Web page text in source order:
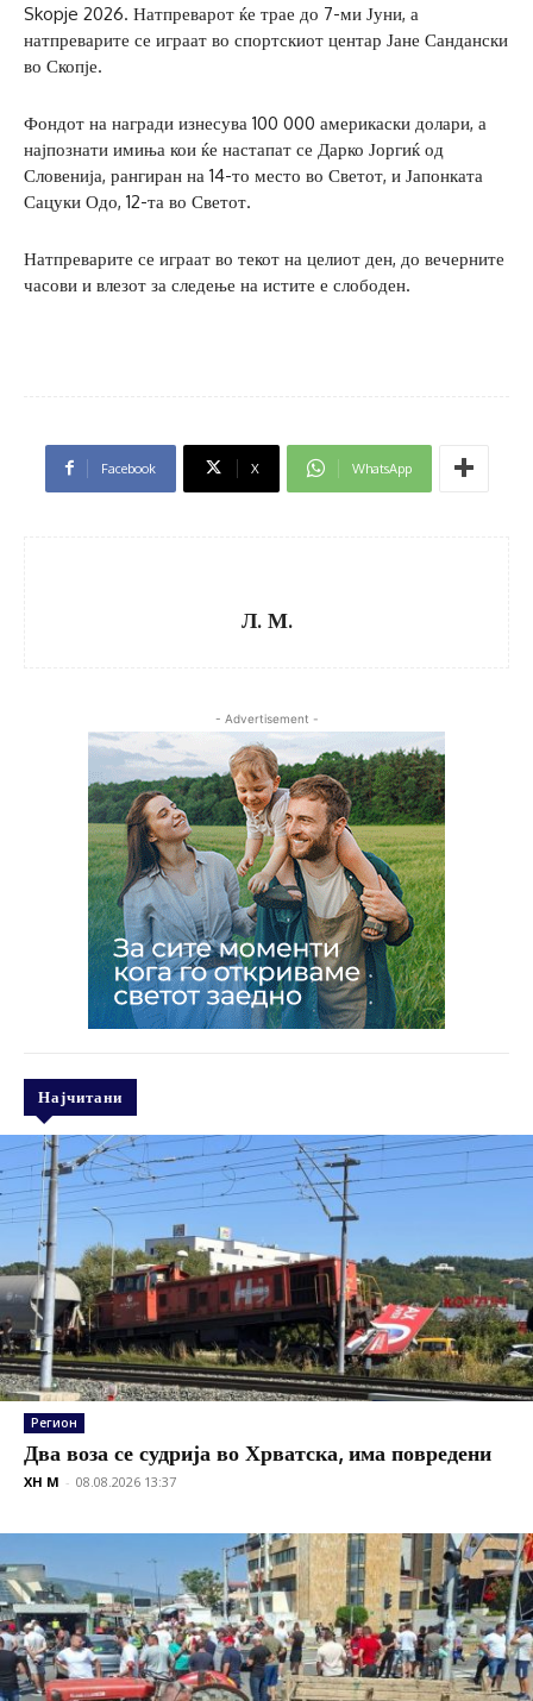
Skopje 2026. Натпреварот ќе трае до 7-ми Јуни, а
натпреварите се играат во спортскиот центар Јане Сандански
во Скопје.
Фондот на награди изнесува 100 000 америкаски долари, а
најпознати имиња кои ќе настапат се Дарко Јоргиќ од
Словенија, рангиран на 14-то место во Светот, и Јапонката
Сацуки Одо, 12-та во Светот.
Натпреварите се играат во текот на целиот ден, до вечерните
часови и влезот за следење на истите е слободен.
Facebook X WhatsApp
Л. М.
- Advertisement -
Најчитани
Регион
Два воза се судрија во Хрватска, има повредени
XH M - 08.08.2026 13:37